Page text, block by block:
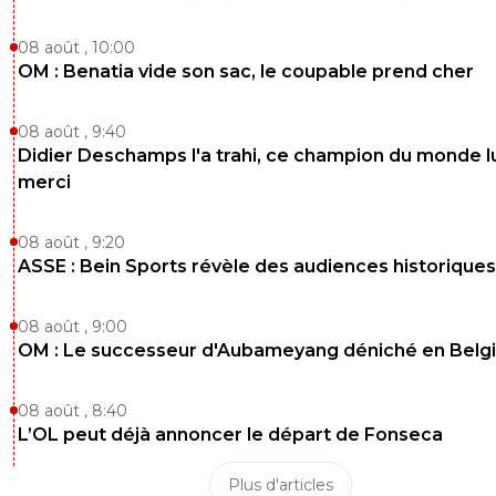
08 août , 10:00
OM : Benatia vide son sac, le coupable prend cher
08 août , 9:40
Didier Deschamps l'a trahi, ce champion du monde
merci
08 août , 9:20
ASSE : Bein Sports révèle des audiences historiques
08 août , 9:00
OM : Le successeur d'Aubameyang déniché en
08 août , 8:40
L’OL peut déjà annoncer le départ de Fonseca
Plus d'articles